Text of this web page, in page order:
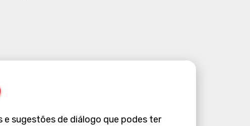
sugestões de diálogo que podes ter